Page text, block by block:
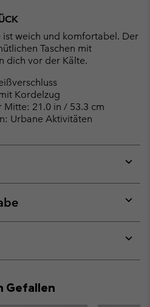
ist weich und komfortabel. Der
Taschen mit
dich vor der Kälte.
Kordelzug
Mitte: 21.0 in / 53.3 cm
Urbane Aktivitäten
or
or
or
Gefallen